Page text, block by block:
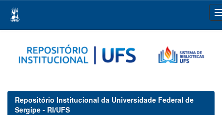
navigation
Repositório Institucional da Universidade Federal de
Sergipe - RI/UFS